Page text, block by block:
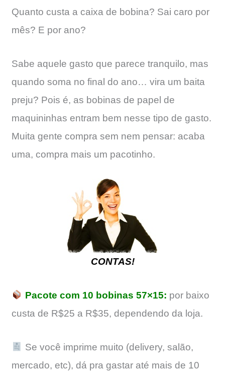
Quanto custa a caixa de bobina? Sai caro por
mês? E por ano?
Sabe aquele gasto que parece tranquilo, mas
quando soma no final do ano… vira um baita
preju? Pois é, as bobinas de papel de
maquininhas entram bem nesse tipo de gasto.
Muita gente compra sem nem pensar: acaba
uma, compra mais um pacotinho.
CONTAS!
Pacote com 10 bobinas 57×15: por baixo
custa de R$25 a R$35, dependendo da loja.
Se você imprime muito (delivery, salão,
mercado, etc), dá pra gastar até mais de 10